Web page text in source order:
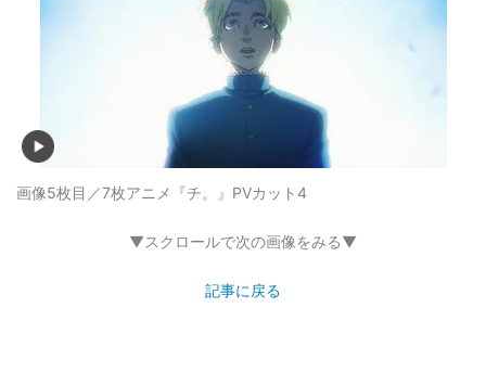
画像5枚目／7枚アニメ『チ。』PVカット4
▼スクロールで次の画像をみる▼
記事に戻る